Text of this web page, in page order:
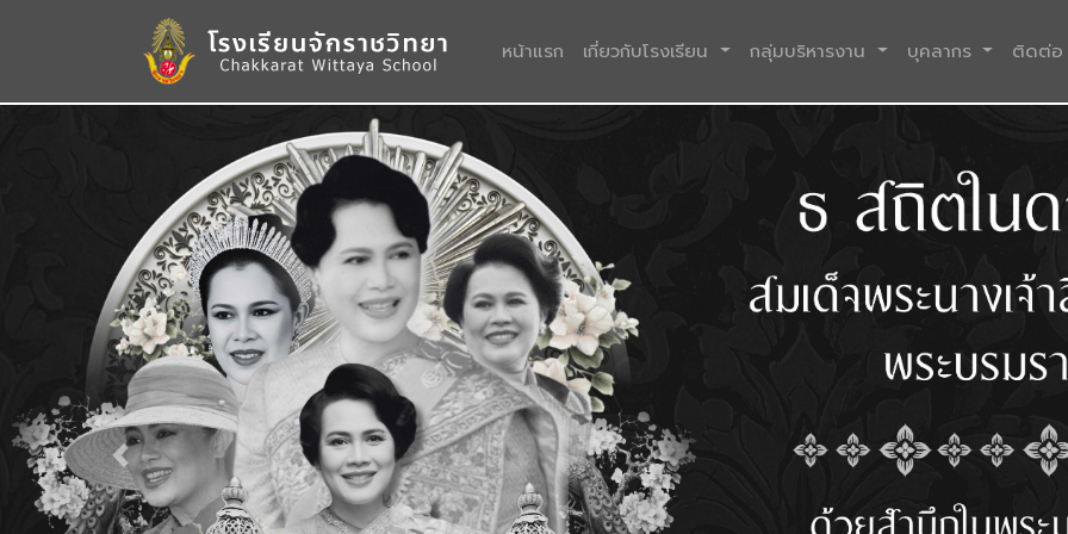
หน้าแรก (current)
เกี่ยวกับโรงเรียน กลุ่มบริหารงาน บุคลากร ติดต่อ
Previous